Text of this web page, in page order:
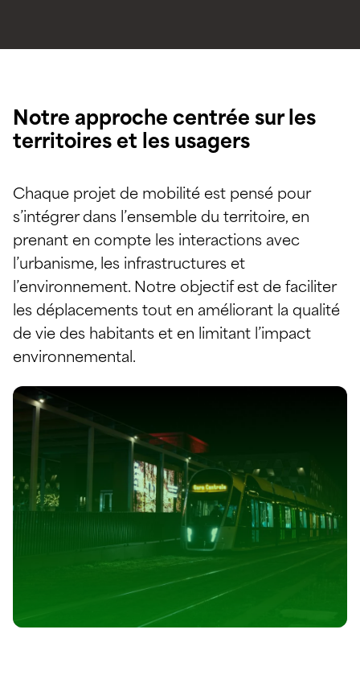
Notre approche centrée sur les
territoires et les usagers
Chaque projet de mobilité est pensé pour
s’intégrer dans l’ensemble du territoire, en
prenant en compte les interactions avec
l’urbanisme, les infrastructures et
l’environnement. Notre objectif est de faciliter
les déplacements tout en améliorant la qualité
de vie des habitants et en limitant l’impact
environnemental.